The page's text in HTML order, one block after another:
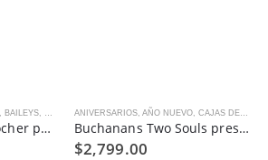
BAILEYS CAJAS DE REGALO ,CENAS, BRINDIS Y REGALOS
Baileys y Ferrero Rocher para celebrar contigo
ANIVERSARIOS AÑO NUEVO CAJAS DE REGALO
Buchanans Two Souls presente en las fiestas !!!
$2,799.00